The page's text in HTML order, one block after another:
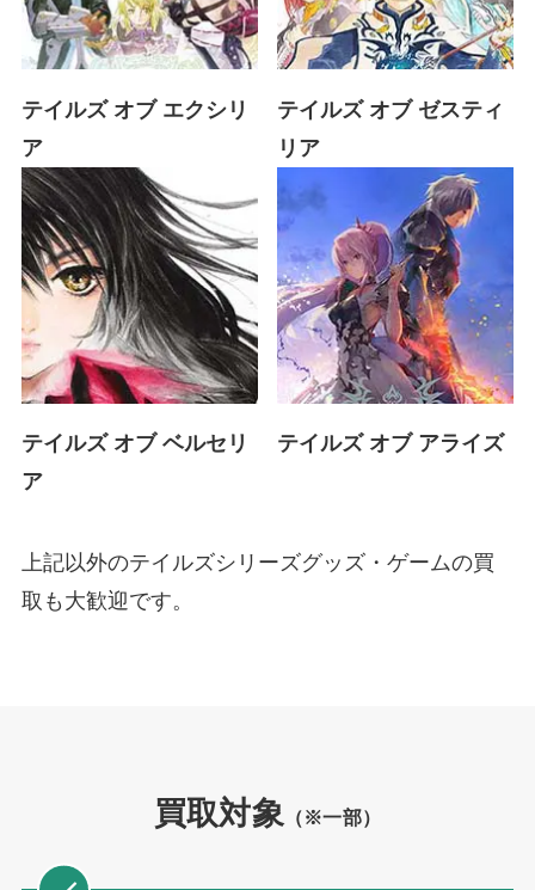
テイルズ オブ エクシリ
ア
テイルズ オブ ゼスティ
リア
テイルズ オブ ベルセリ
ア
テイルズ オブ アライズ
上記以外のテイルズシリーズグッズ・ゲームの買
取も大歓迎です。
買取対象 （※一部）